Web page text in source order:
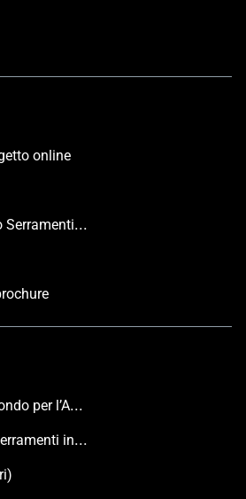
online
Trova il tuo Maestro Serramentista Domal
Domal sostiene il Fondo per l’Ambiente Italiano anche per le Giornate FAI di Primavera 2024
Manutenzione dei serramenti in alluminio